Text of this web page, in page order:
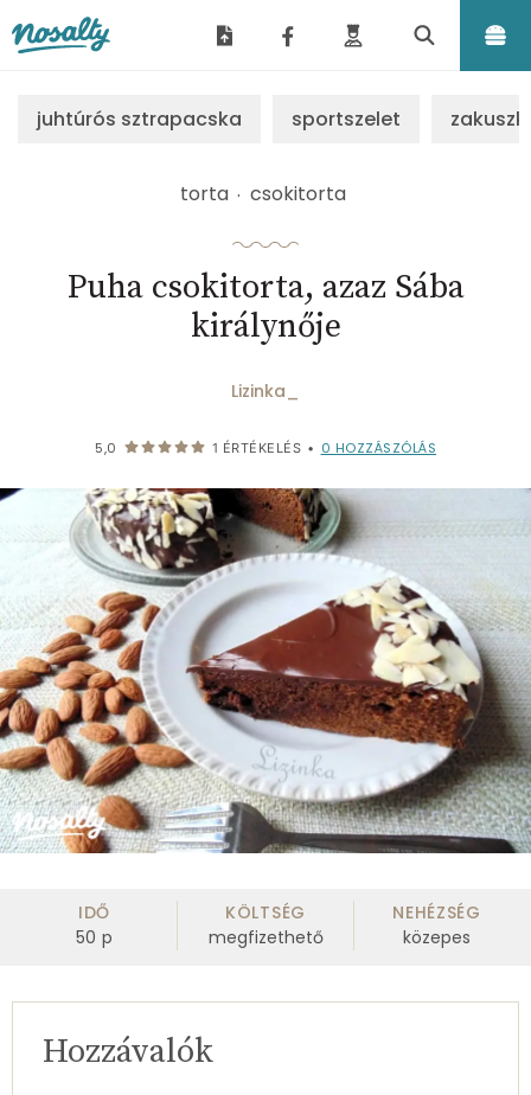
juhtúrós sztrapacska sportszelet
torta csokitorta
Puha csokitorta, azaz Sába
királynője
Lizinka_
5,0 1 ÉRTÉKELÉS • 0 HOZZÁSZÓLÁS
IDŐ
50 p
KÖLTSÉG
megfizethető
NEHÉZSÉG
közepes
Hozzávalók